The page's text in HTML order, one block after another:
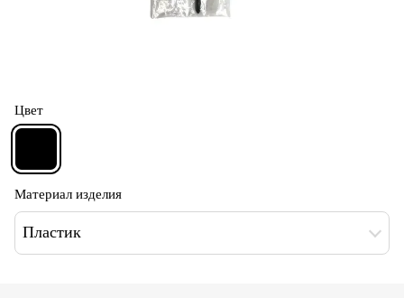
Цвет
Материал изделия
Пластик